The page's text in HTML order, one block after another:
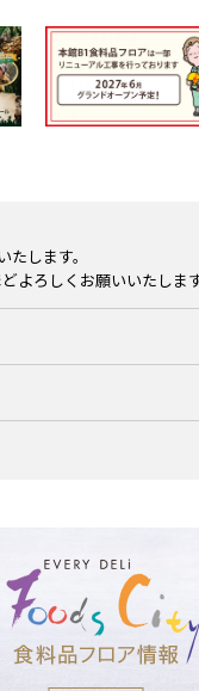
します。
よろしくお願いいたしま